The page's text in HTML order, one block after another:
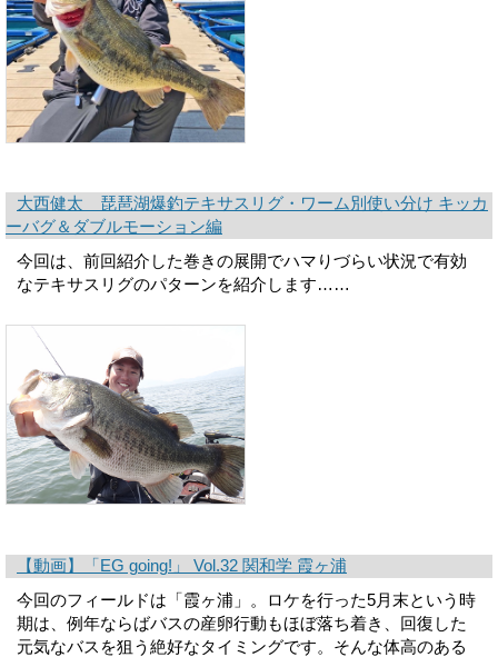
大西健太 琵琶湖爆釣テキサスリグ・ワーム別使い分け キッカ
ーバグ＆ダブルモーション編
今回は、前回紹介した巻きの展開でハマりづらい状況で有効
なテキサスリグのパターンを紹介します……
【動画】「EG going!」 Vol.32 関和学 霞ヶ浦
今回のフィールドは「霞ヶ浦」。ロケを行った5月末という時
期は、例年ならばバスの産卵行動もほぼ落ち着き、回復した
元気なバスを狙う絶好なタイミングです。そんな体高のある